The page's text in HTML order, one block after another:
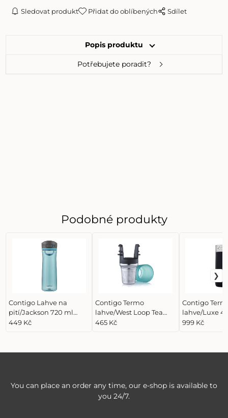
Sledovat produkt Přidat do oblíbených Sdílet
Popis produktu
Potřebujete poradit?
Podobné produkty
Contigo Lahve na
pití/Jackson 720 ml
Juniper, modrá
449 Kč
Contigo Termo
lahve/West Loop Tea
infuser Stainless Steel
465 Kč
Contigo
lahve/Luxe
Licorice,
999 Kč
You can place an order any time, our e-shop is available to
you 24/7.